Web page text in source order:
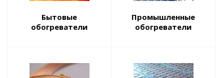
Бытовые
обогреватели
Промышленные
обогреватели